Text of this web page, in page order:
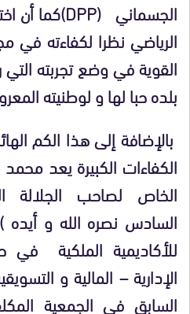
الجسماني (
DPP)كما أن
الرياضي نظرا لكفاءته في
القوية في وضع تجربته التي
بلده حبا لها و لوطنيته
بالإضافة إلى هذا الكم
الكفاءات الكبيرة يعد
الخاص لصاحب
السادس نصره الله و
للأكاديمية الملكية في
الإدارية – المالية و
السابق في الجمعية